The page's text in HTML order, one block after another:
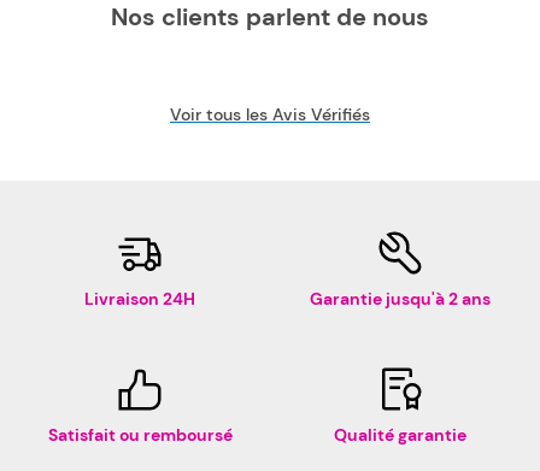
Nos clients parlent de nous
Voir tous les Avis Vérifiés
Livraison 24H Garantie jusqu'à 2 ans
Satisfait ou remboursé Qualité garantie